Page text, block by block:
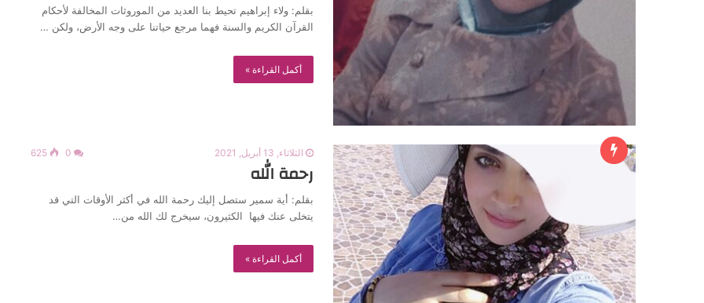
بقلم: ولاء إبراهيم تحيط بنا العديد من الموروثات المخالفة لأحكام
القرآن الكريم والسنة فهما مرجع حياتنا على وجه الأرض، ولكن …
أكمل القراءة »
الثلاثاء, 13 أبريل, 2021 0
625
رحمة الله
بقلم: أية سمير ستصل إليك رحمة الله في أكثر الأوقات التي قد
يتخلى عنك فيها الكثيرون، سيخرج لك الله من…
أكمل القراءة »